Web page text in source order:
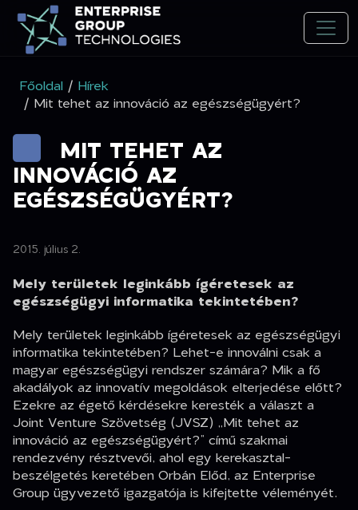
Főoldal / Hírek
/ Mit tehet az innováció az egészségügyért?
MIT TEHET AZ
INNOVÁCIÓ AZ
EGÉSZSÉGÜGYÉRT?
2015. július 2.
Mely területek leginkább ígéretesek az
egészségügyi informatika tekintetében?
Mely területek leginkább ígéretesek az egészségügyi
informatika tekintetében? Lehet-e innoválni csak a
magyar egészségügyi rendszer számára? Mik a fő
akadályok az innovatív megoldások elterjedése előtt?
Ezekre az égető kérdésekre keresték a választ a
Joint Venture Szövetség (JVSZ) „Mit tehet az
innováció az egészségügyért?” című szakmai
rendezvény résztvevői, ahol egy kerekasztal-
beszélgetés keretében Orbán Előd, az Enterprise
Group ügyvezető igazgatója is kifejtette véleményét.